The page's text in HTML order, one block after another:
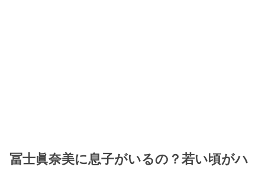
冨士眞奈美に息子がいるの？若い頃がハ